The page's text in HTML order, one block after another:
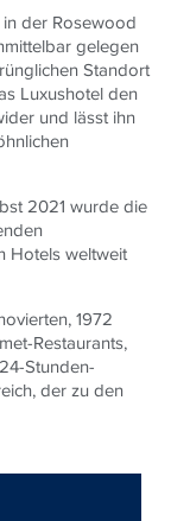
der Rosewood
gelegen
Standort
Luxushotel den
und lässt ihn
2021 wurde die
Hotels weltweit
1972
Restaurants,
Stunden-
der zu den